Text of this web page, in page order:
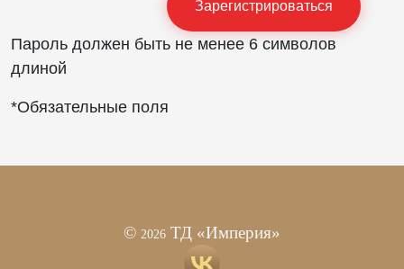
Пароль должен быть не менее 6 символов
длиной
*Обязательные поля
© 2026 ТД «Империя»